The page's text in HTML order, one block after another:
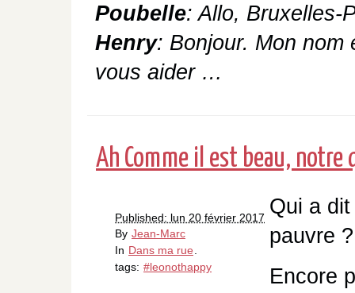
Poubelle: Allo, Bruxelles-
Henry: Bonjour. Mon nom
vous aider …
Ah Comme il est beau, notre
Published: lun 20 février 2017
By Jean-Marc
In Dans ma rue
tags: #leonothappy
Qui a
pauvre ?
Encore